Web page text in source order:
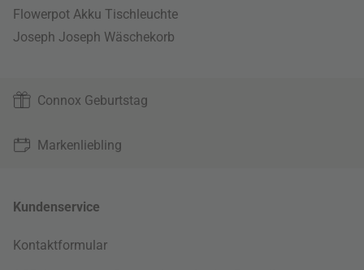
Flowerpot Akku Tischleuchte
Joseph Joseph Wäschekorb
Connox Geburtstag
Markenliebling
Kundenservice
Kontaktformular